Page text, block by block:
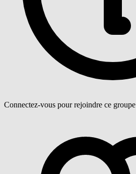
Connectez-vous pour rejoindre ce groupe